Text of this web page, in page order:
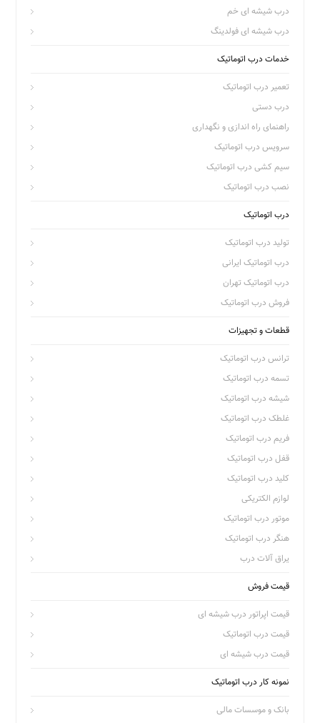
درب شیشه ای خم
درب شیشه ای فولدینگ
خدمات درب اتوماتیک
تعمیر درب اتوماتیک
درب دستی
راهنمای راه اندازی و نگهداری
سرویس درب اتوماتیک
سیم کشی درب اتوماتیک
نصب درب اتوماتیک
درب اتوماتیک
تولید درب اتوماتیک
درب اتوماتیک ایرانی
درب اتوماتیک تهران
فروش درب اتوماتیک
قطعات و تجهیزات
ترانس درب اتوماتیک
تسمه درب اتوماتیک
شیشه درب اتوماتیک
غلطک درب اتوماتیک
فریم درب اتوماتیک
قفل درب اتوماتیک
کلید درب اتوماتیک
لوازم الکتریکی
موتور درب اتوماتیک
هنگر درب اتوماتیک
یراق آلات درب
قیمت فروش
قیمت اپراتور درب شیشه ای
قیمت درب اتوماتیک
قیمت درب شیشه ای
نمونه کار درب اتوماتیک
بانک و موسسات مالی